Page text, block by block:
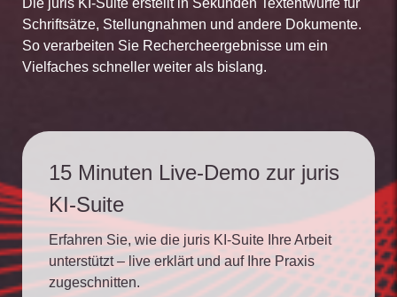
Die juris KI-Suite erstellt in Sekunden Textentwürfe für
Schriftsätze, Stellungnahmen und andere Dokumente.
So verarbeiten Sie Rechercheergebnisse um ein
Vielfaches schneller weiter als bislang.
15 Minuten Live-Demo zur juris
KI-Suite
Erfahren Sie, wie die juris KI-Suite Ihre Arbeit
unterstützt – live erklärt und auf Ihre Praxis
zugeschnitten.